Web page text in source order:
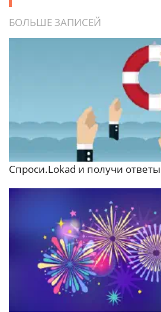
БОЛЬШЕ ЗАПИСЕЙ
Спроси.Lokad и получи ответы